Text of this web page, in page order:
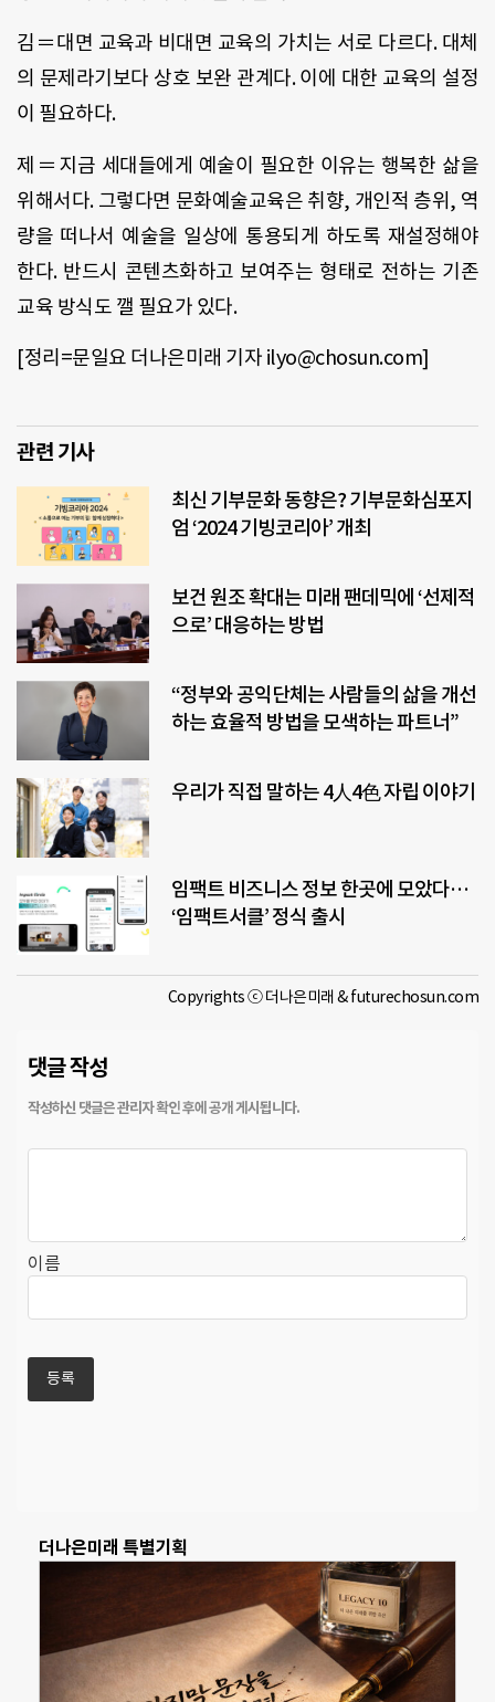
김＝대면 교육과 비대면 교육의 가치는 서로 다르다. 대체
의 문제라기보다 상호 보완 관계다. 이에 대한 교육의 설정
이 필요하다.
제＝지금 세대들에게 예술이 필요한 이유는 행복한 삶을
위해서다. 그렇다면 문화예술교육은 취향, 개인적 층위, 역
량을 떠나서 예술을 일상에 통용되게 하도록 재설정해야
한다. 반드시 콘텐츠화하고 보여주는 형태로 전하는 기존
교육 방식도 깰 필요가 있다.
[정리=문일요 더나은미래 기자 ilyo@chosun.com]
관련 기사
최신 기부문화 동향은? 기부문화심포지
엄 ‘2024 기빙코리아’ 개최
보건 원조 확대는 미래 팬데믹에 ‘선제적
으로’ 대응하는 방법
“정부와 공익단체는 사람들의 삶을 개선
하는 효율적 방법을 모색하는 파트너”
우리가 직접 말하는 4人4色 자립 이야기
임팩트 비즈니스 정보 한곳에 모았다…
‘임팩트서클’ 정식 출시
Copyrights ⓒ 더나은미래 & futurechosun.com
댓글 작성
이름
더나은미래 특별기획